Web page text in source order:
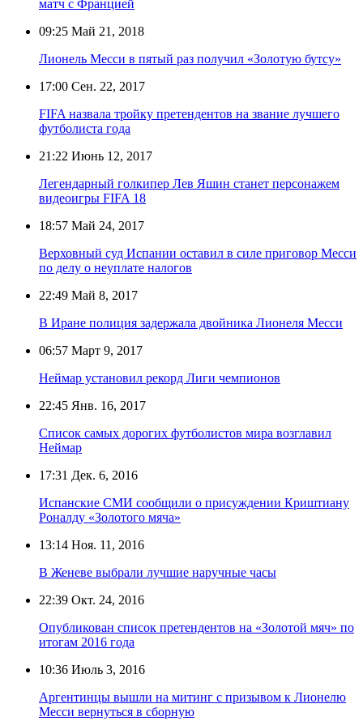
матч с Францией
09:25 Май 21, 2018
Лионель Месси в пятый раз получил «Золотую бутсу»
17:00 Сен. 22, 2017
FIFA назвала тройку претендентов на звание лучшего
футболиста года
21:22 Июнь 12, 2017
Легендарный голкипер Лев Яшин станет персонажем
видеоигры FIFA 18
18:57 Май 24, 2017
Верховный суд Испании оставил в силе приговор Месси
по делу о неуплате налогов
22:49 Май 8, 2017
В Иране полиция задержала двойника Лионеля Месси
06:57 Март 9, 2017
Неймар установил рекорд Лиги чемпионов
22:45 Янв. 16, 2017
Список самых дорогих футболистов мира возглавил
Неймар
17:31 Дек. 6, 2016
Испанские СМИ сообщили о присуждении Криштиану
Роналду «Золотого мяча»
13:14 Ноя. 11, 2016
В Женеве выбрали лучшие наручные часы
22:39 Окт. 24, 2016
Опубликован список претендентов на «Золотой мяч» по
итогам 2016 года
10:36 Июль 3, 2016
Аргентинцы вышли на митинг с призывом к Лионелю
Месси вернуться в сборную